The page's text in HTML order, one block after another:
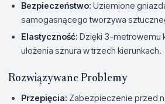
Bezpieczeństwo: Uziemione
samogasnącego tworzywa
Elastyczność: Dzięki 3-metrowemu
ułożenia sznura w trzech kierunkach.
Rozwiązywane Problemy
Przepięcia: Zabezpieczenie przed